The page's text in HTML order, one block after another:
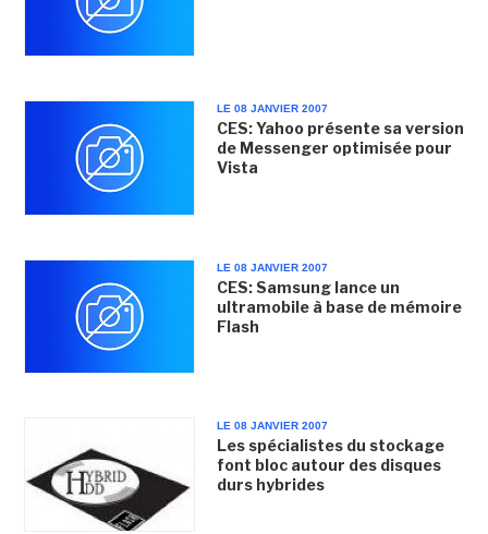
LE 08 JANVIER 2007
CES: Yahoo présente sa version
de Messenger optimisée pour
Vista
LE 08 JANVIER 2007
CES: Samsung lance un
ultramobile à base de mémoire
Flash
LE 08 JANVIER 2007
Les spécialistes du stockage
font bloc autour des disques
durs hybrides